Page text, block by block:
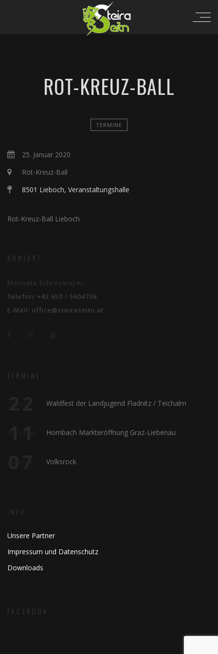
ROT-KREUZ-BALL
TERMINE
25. Januar 2020
Rot-Kreuz-Ball
8501 Lieboch, Veranstaltungshalle
Rot-Kreuz-Ball Lieboch
KONTAKT
Manuela Schreymayer
Telefon: +43 650 / 5604736
E-Mail: office@steiraseitn.at
TERMINE
Waldfest der Landjugend Fladnitz / Teichalm
Hornbach Markteröffnung Graz-Liebenau
Volksrock
INFO
Unsere Partner
Impressum und Datenschutz
Downloads
FACEBOOK